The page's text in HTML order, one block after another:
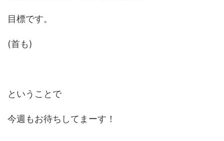
目標です。
(首も)
ということで
今週もお待ちしてまーす！